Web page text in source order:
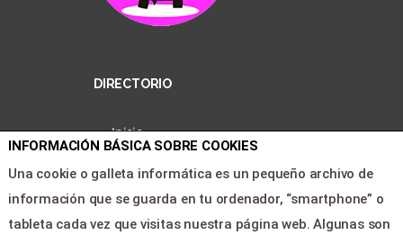
DIRECTORIO
Inicio
INFORMACIÓN BÁSICA SOBRE COOKIES
Una cookie o galleta informática es un pequeño archivo de
información que se guarda en tu ordenador, “smartphone” o
tableta cada vez que visitas nuestra página web. Algunas son